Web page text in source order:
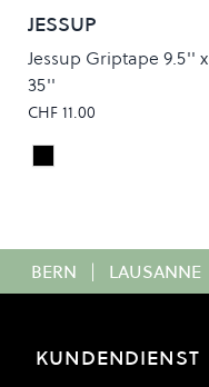
JESSUP
Jessup Griptape 9.5'' x
35''
CHF 11.00
Colour
Black
BERN | LAUSANNE
KUNDENDIENST